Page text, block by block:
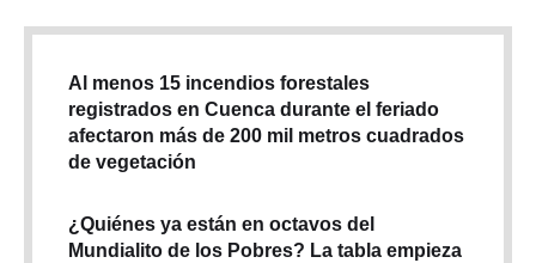
Al menos 15 incendios forestales
registrados en Cuenca durante el feriado
afectaron más de 200 mil metros cuadrados
de vegetación
¿Quiénes ya están en octavos del
Mundialito de los Pobres? La tabla empieza